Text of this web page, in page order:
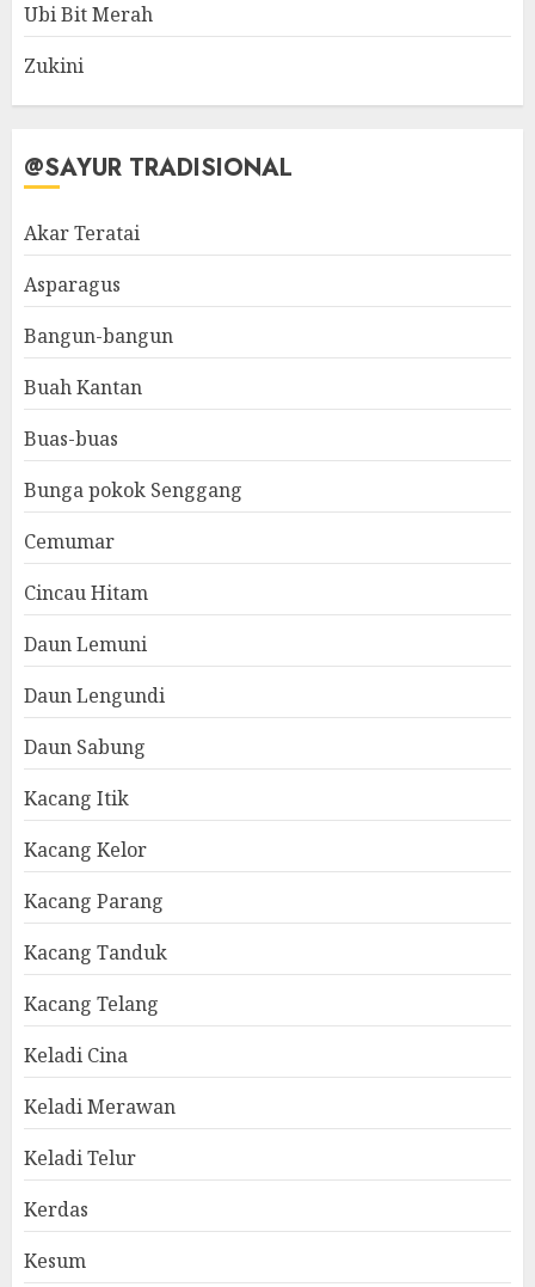
Ubi Bit Merah
Zukini
@SAYUR TRADISIONAL
Akar Teratai
Asparagus
Bangun-bangun
Buah Kantan
Buas-buas
Bunga pokok Senggang
Cemumar
Cincau Hitam
Daun Lemuni
Daun Lengundi
Daun Sabung
Kacang Itik
Kacang Kelor
Kacang Parang
Kacang Tanduk
Kacang Telang
Keladi Cina
Keladi Merawan
Keladi Telur
Kerdas
Kesum